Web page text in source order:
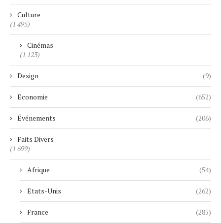
Culture
(1 495)
Cinémas
(1 123)
Design (9)
Economie (652)
Événements (206)
Faits Divers
(1 699)
Afrique (54)
Etats-Unis (262)
France (285)